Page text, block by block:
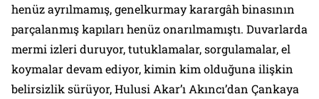
henüz ayrılmamış, genelkurmay karargâh binasının
parçalanmış kapıları henüz onarılmamıştı. Duvarlarda
mermi izleri duruyor, tutuklamalar, sorgulamalar, el
koymalar devam ediyor, kimin kim olduğuna ilişkin
belirsizlik sürüyor, Hulusi Akar’ı Akıncı’dan Çankaya